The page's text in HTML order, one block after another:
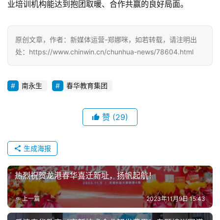
营；做好资源整合，发挥桥梁纽带作用，让众多的成人与职
原创文章，作者：新媒体运营-郑娜咪，如若转载，请注明出
处：https://www.chinwin.cn/chunhua-news/78604.html
生成海报
热烈祝贺龙港春华喜迁新址，扬帆起航！
2023年11月9日 15:43